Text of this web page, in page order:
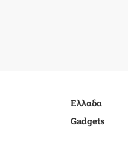
Ελλαδα
Gadgets